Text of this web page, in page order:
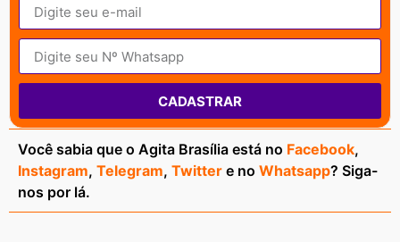
CADASTRAR
Você sabia que o Agita Brasília está no Facebook,
Instagram, Telegram, Twitter e no Whatsapp? Siga-
nos por lá.